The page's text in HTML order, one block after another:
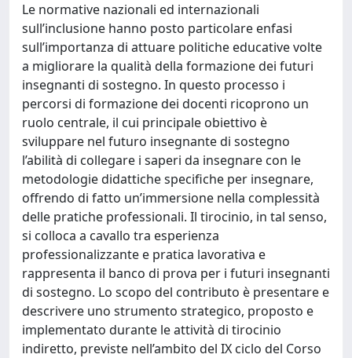
Le normative nazionali ed internazionali
sull’inclusione hanno posto particolare enfasi
sull’importanza di attuare politiche educative volte
a migliorare la qualità della formazione dei futuri
insegnanti di sostegno. In questo processo i
percorsi di formazione dei docenti ricoprono un
ruolo centrale, il cui principale obiettivo è
sviluppare nel futuro insegnante di sostegno
l’abilità di collegare i saperi da insegnare con le
metodologie didattiche specifiche per insegnare,
offrendo di fatto un’immersione nella complessità
delle pratiche professionali. Il tirocinio, in tal senso,
si colloca a cavallo tra esperienza
professionalizzante e pratica lavorativa e
rappresenta il banco di prova per i futuri insegnanti
di sostegno. Lo scopo del contributo è presentare e
descrivere uno strumento strategico, proposto e
implementato durante le attività di tirocinio
indiretto, previste nell’ambito del IX ciclo del Corso